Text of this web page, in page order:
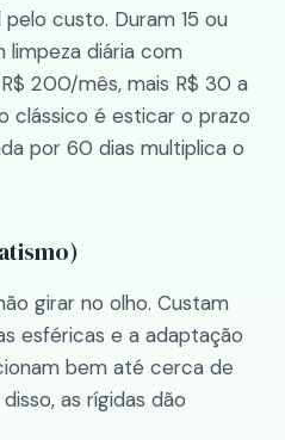
pelo custo. Duram 15 ou
limpeza diária com
200/mês, mais R$ 30 a
clássico é esticar o prazo
por 60 dias multiplica o
girar no olho. Custam
esféricas e a adaptação
bem até cerca de
as rígidas dão